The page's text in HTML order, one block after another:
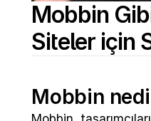
Mobbin
Siteler için
Mobbin